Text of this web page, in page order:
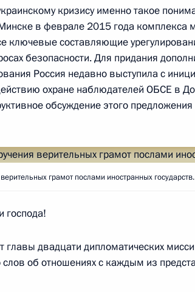
14:00 Московская область, Ново-Огарёво
Гвинейской Республики
Московская область, Ново-Огарёво
года, среда
президентом Российской
19:00 Московская область, Ново-Огарёво
кризису именно такое
в феврале 2015 года комплекса
ключевые составляющие
безопасности. Для придания
Россия недавно выступила с
охране наблюдателей ОБСЕ в
обсуждение этого
грамот послами иностранных государств.
главы двадцати дипломатических
слов об отношениях с каждым из